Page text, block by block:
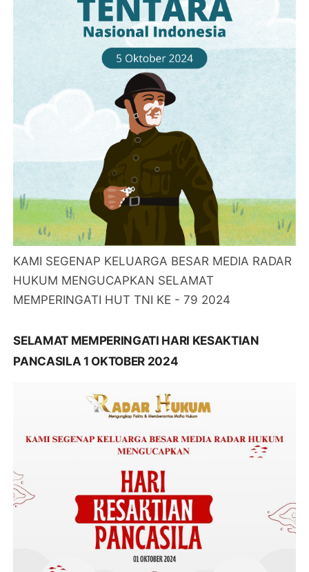
KAMI SEGENAP KELUARGA BESAR MEDIA RADAR
HUKUM MENGUCAPKAN SELAMAT
MEMPERINGATI HUT TNI KE - 79 2024
SELAMAT MEMPERINGATI HARI KESAKTIAN
PANCASILA 1 OKTOBER 2024